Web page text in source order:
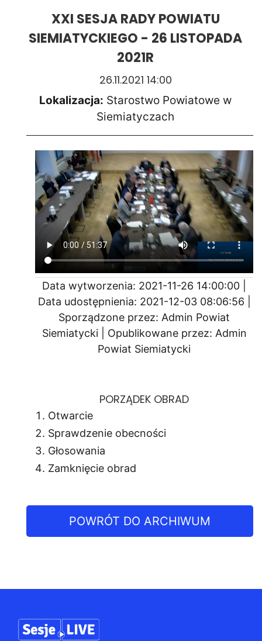
XXI SESJA RADY POWIATU
SIEMIATYCKIEGO - 26 LISTOPADA
2021R
26.11.2021 14:00
Lokalizacja: Starostwo Powiatowe w
Siemiatyczach
Data wytworzenia: 2021-11-26 14:00:00 |
Data udostępnienia: 2021-12-03 08:06:56 |
Sporządzone przez: Admin Powiat
Siemiatycki | Opublikowane przez: Admin
Powiat Siemiatycki
PORZĄDEK OBRAD
Otwarcie
Sprawdzenie obecności
Głosowania
Zamknięcie obrad
POWRÓT DO ARCHIWUM